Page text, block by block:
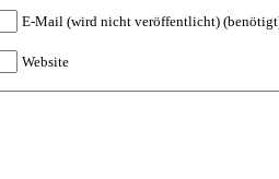
E-Mail (wird nicht veröffentlicht)
Website